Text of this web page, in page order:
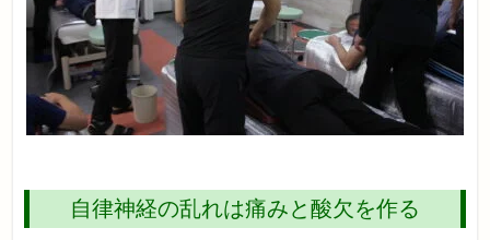
自律神経の乱れは痛みと酸欠を作る